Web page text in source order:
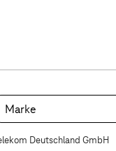
Marke
Deutschland GmbH